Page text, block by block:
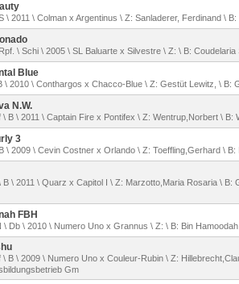
\ 2011 \ Colman x Argentinus \ Z: Sanladerer, Ferdinand \
\ Schi \ 2005 \ SL Baluarte x Silvestre \ Z: \ B:
Blue
\ 2010 \ Conthargos x Chacco-Blue \ Z: Gestüt Lewitz, \ B:
N.W.
\ B \ 2011 \ Captain Fire x Pontifex \ Z: Wentrup,Norbert \ B:
3
\ 2009 \ Cevin Costner x Orlando \ Z: Toeffling,Gerhard \ B:
B \ 2011 \ Quarz x Capitol I \ Z: Marzotto,Maria Rosaria \ B:
FBH
\ Db \ 2010 \ Numero Uno x Grannus \ Z: \ B: Bin
\ B \ 2009 \ Numero Uno x Couleur-Rubin \ Z:
Gm